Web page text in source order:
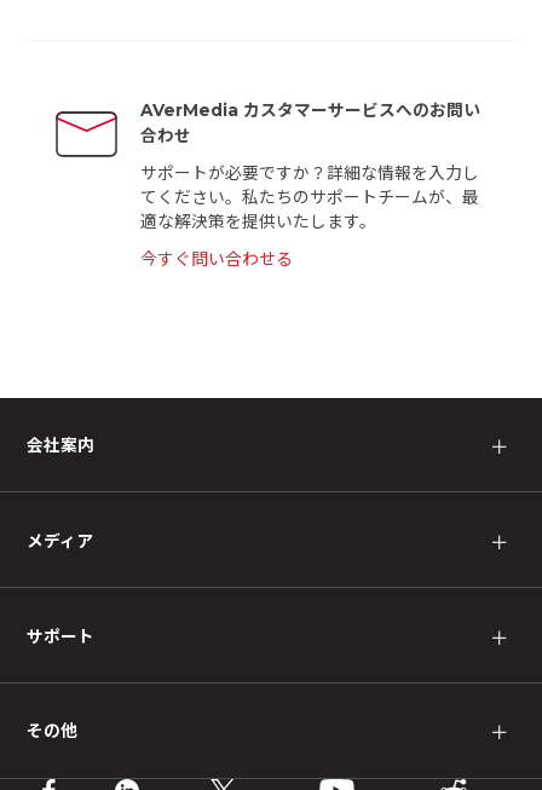
AVerMedia カスタマーサービスへのお問い
合わせ
サポートが必要ですか？詳細な情報を入力し
てください。私たちのサポートチームが、最
適な解決策を提供いたします。
今すぐ問い合わせる
会社案内 ＋
メディア ＋
サポート ＋
その他 ＋